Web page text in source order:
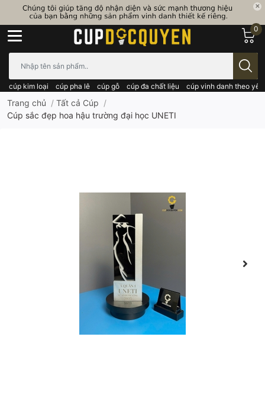
cúp kim loại cúp pha lê cúp gỗ cúp đa chất liệu cúp vinh danh theo
0
Trang chủ / Tất cả Cúp /
Cúp sắc đẹp hoa hậu trường đại học UNETI